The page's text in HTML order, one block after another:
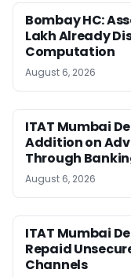
Bombay HC:
Lakh Already
Computation
August 6, 2026
ITAT Mumbai
Addition on
Through
August 6, 2026
ITAT Mumbai
Repaid
Channels